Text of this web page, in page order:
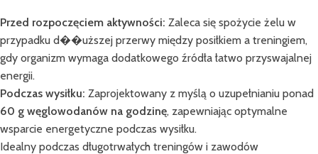
Przed rozpoczęciem aktywności: Zaleca się spożycie żelu w
przypadku d��uższej przerwy między posiłkiem a treningiem,
gdy organizm wymaga dodatkowego źródła łatwo przyswajalnej
energii.
Podczas wysiłku: Zaprojektowany z myślą o uzupełnianiu ponad
60 g węglowodanów na godzinę, zapewniając optymalne
wsparcie energetyczne podczas wysiłku.
Idealny podczas długotrwałych treningów i zawodów